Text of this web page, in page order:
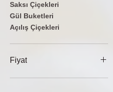
Saksı Çiçekleri
Gül Buketleri
Açılış Çiçekleri
Fiyat